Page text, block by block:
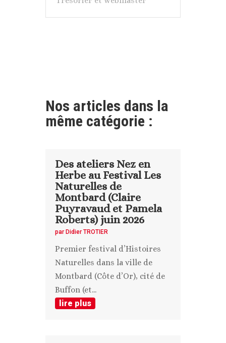
Nos articles dans la
même catégorie :
Des ateliers Nez en
Herbe au Festival Les
Naturelles de
Montbard (Claire
Puyravaud et Pamela
Roberts) juin 2026
par Didier TROTIER
Premier festival d’Histoires
Naturelles dans la ville de
Montbard (Côte d’Or), cité de
Buffon (et...
lire plus